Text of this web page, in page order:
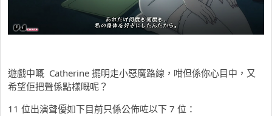
遊戲中嘅 Catherine 擺明走小惡魔路線，咁但係你心目中，又
希望佢把聲係點樣嘅呢？
11 位出演聲優如下目前只係公佈咗以下 7 位：